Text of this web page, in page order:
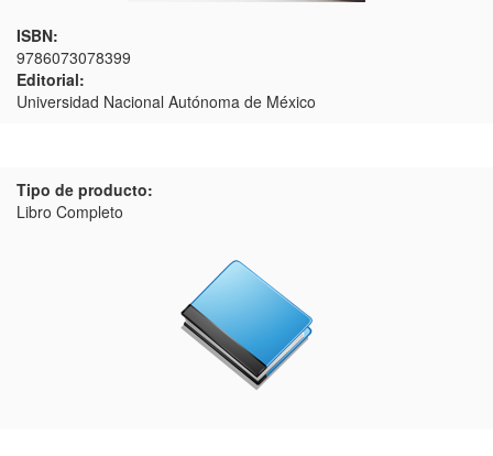
ISBN:
9786073078399
Editorial:
Universidad Nacional Autónoma de México
Tipo de producto:
Libro Completo